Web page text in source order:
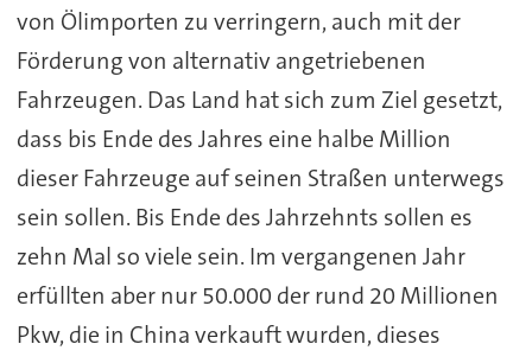
von Ölimporten zu verringern, auch mit der
Förderung von alternativ angetriebenen
Fahrzeugen. Das Land hat sich zum Ziel gesetzt,
dass bis Ende des Jahres eine halbe Million
dieser Fahrzeuge auf seinen Straßen unterwegs
sein sollen. Bis Ende des Jahrzehnts sollen es
zehn Mal so viele sein. Im vergangenen Jahr
erfüllten aber nur 50.000 der rund 20 Millionen
Pkw, die in China verkauft wurden, dieses